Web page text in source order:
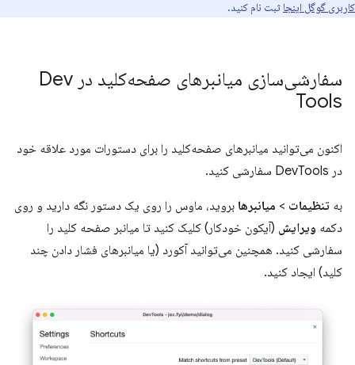
کاربری گوگل اینجا ثبت نام کنید.
سفارشی‌سازی میانبرهای صفحه‌کلید در Dev
Tools
اکنون می‌توانید میانبرهای صفحه‌کلید را برای دستورات مورد علاقه خود
در DevTools سفارشی کنید.
به تنظیمات > میانبرها بروید، ماوس را روی یک دستور نگه دارید و روی
دکمه ویرایش (آیکون خودکار) کلیک کنید تا میانبر صفحه کلید را
سفارشی کنید. همچنین می‌توانید آکورد (یا میانبرهای فشار دادن چند
کلید) ایجاد کنید.